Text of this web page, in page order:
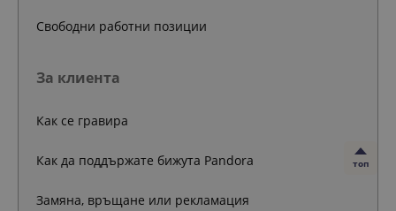
топ
Свободни работни позиции
За клиента
Как се гравира
Как да поддържате бижута Pandora
Замяна, връщане или рекламация